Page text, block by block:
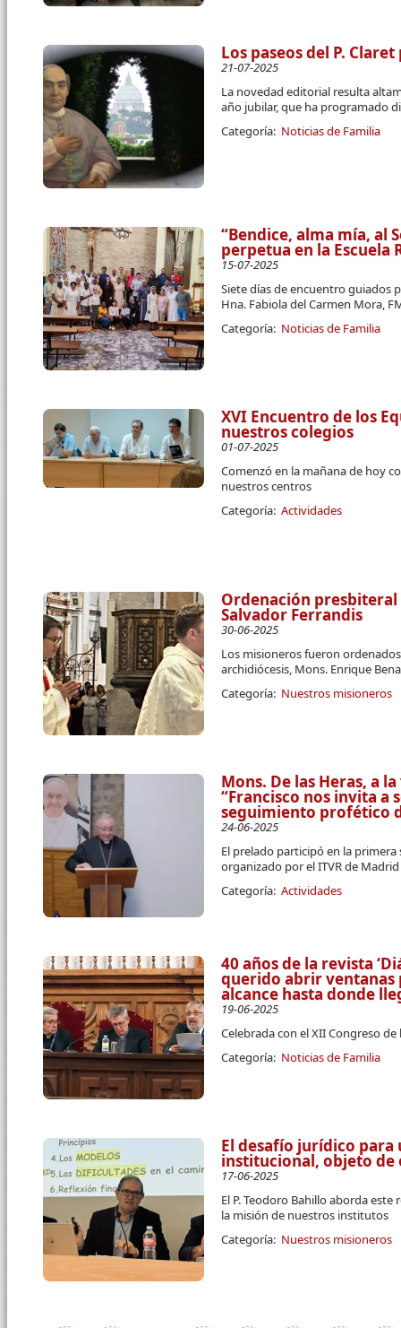
Los paseos del P.
21-07-2025
La novedad editorial resulta
año jubilar, que ha programado
Categoría: Noticias de Familia
“Bendice, alma mía, al
perpetua en la Escuela
15-07-2025
Siete días de encuentro guiados
Hna. Fabiola del Carmen Mora,
Categoría: Noticias de Familia
XVI Encuentro de los
nuestros colegios
01-07-2025
Comenzó en la mañana de hoy
nuestros centros
Categoría: Actividades
Ordenación
Salvador Ferrandis
30-06-2025
Los misioneros fueron
archidiócesis, Mons. Enrique
Categoría: Nuestros misioneros
Mons. De las Heras, a
“Francisco nos invita a
seguimiento profético
24-06-2025
El prelado participó en la primera
organizado por el ITVR de Madrid
Categoría: Actividades
40 años de la revista
querido abrir ventanas
alcance hasta donde
19-06-2025
Celebrada con el XII Congreso
Categoría: Noticias de Familia
El desafío jurídico
institucional, objeto de
17-06-2025
El P. Teodoro Bahillo aborda
la misión de nuestros institutos
Categoría: Nuestros misioneros